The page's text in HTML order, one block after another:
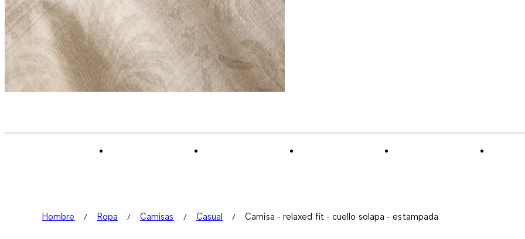
Hombre Ropa Camisas Casual Camisa - relaxed fit - cuello solapa - estampada